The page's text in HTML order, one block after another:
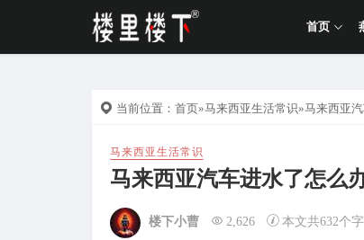
首页
当前位置： 首页»马来西亚生活常识»马来西亚
马来西亚生活常识
马来西亚汽车进水了怎么
楼下小曹 2,626 本文共632个